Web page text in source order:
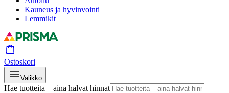
Kauneus ja hyvinvointi
Lemmikit
Ostoskori
Valikko
Hae tuotteita – aina halvat hinnat